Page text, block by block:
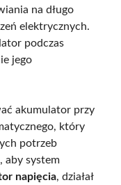
na długo
elektrycznych.
podczas
jego
akumulator przy
który
potrzeb
aby system
napięcia, działał